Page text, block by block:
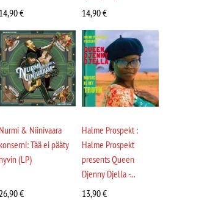
14,90€
14,90€
Nurmi & Niinivaara
konserni: Tää ei pääty
hyvin (LP)
26,90€
Halme Prospekt :
Halme Prospekt
presents Queen
Djenny Djella -...
13,90€